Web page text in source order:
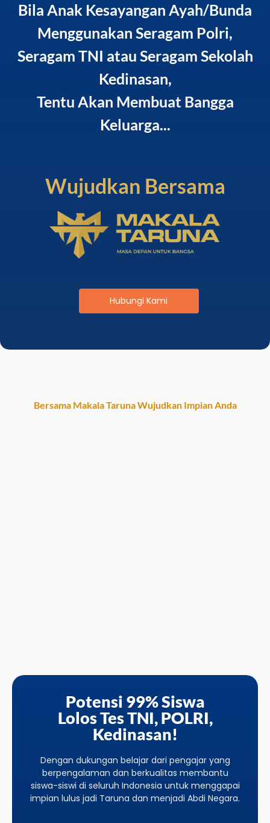
Bila Anak Kesayangan Ayah/Bunda
Menggunakan Seragam Polri,
Seragam TNI atau Seragam Sekolah
Kedinasan,
Tentu Akan Membuat Bangga
Keluarga...
Wujudkan Bersama
Hubungi Kami
Bersama Makala Taruna Wujudkan Impian Anda
Potensi 99% Siswa
Lolos Tes TNI, POLRI,
Kedinasan!
Dengan dukungan belajar dari pengajar yang
berpengalaman dan berkualitas membantu
siswa-siswi di seluruh Indonesia untuk menggapai
impian lulus jadi Taruna dan menjadi Abdi Negara.